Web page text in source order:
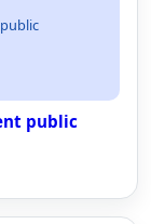
public